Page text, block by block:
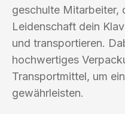
geschulte Mitarbeiter,
Leidenschaft dein
und transportieren.
hochwertiges
Transportmittel, um
gewährleisten.